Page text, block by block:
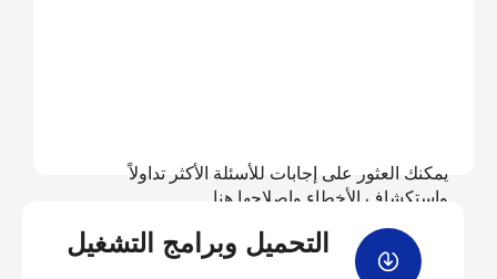
يمكنك العثور على إجابات للأسئلة الأكثر تداولاً
واستكشاف الأخطاء وإصلاحها هنا
عرض الأسئلة المتداولة
التحميل وبرامج التشغيل